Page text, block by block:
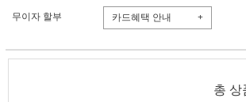
무이자 할부 카드혜택 안내 +
총 상